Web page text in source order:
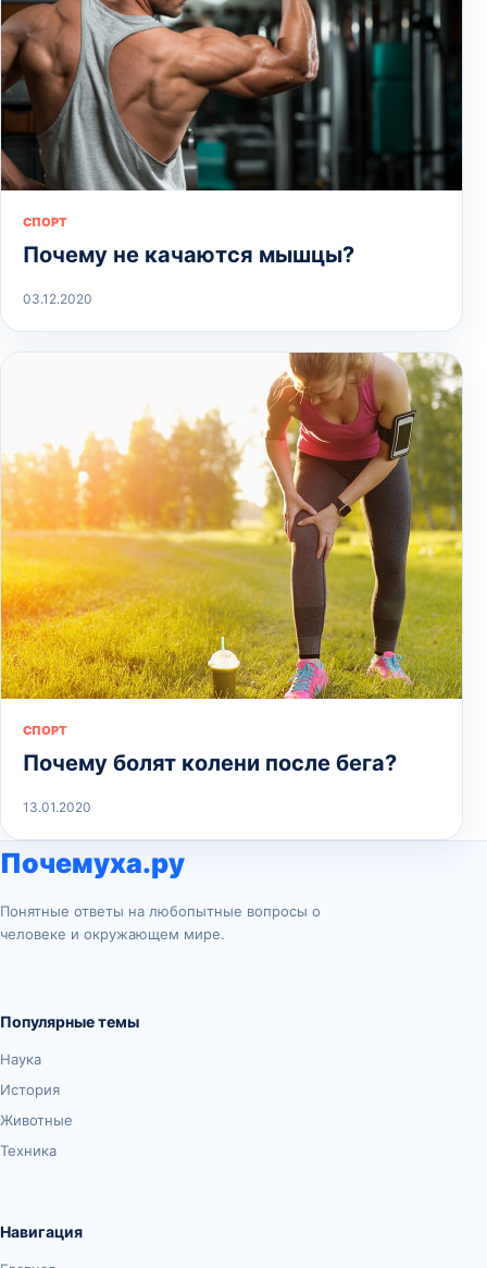
СПОРТ
Почему не качаются мышцы?
03.12.2020
СПОРТ
Почему болят колени после бега?
13.01.2020
Почемуха.ру
Понятные ответы на любопытные вопросы о
человеке и окружающем мире.
Популярные темы
Наука
История
Животные
Техника
Навигация